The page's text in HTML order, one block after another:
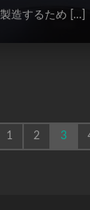
造するため […]
1 2 3